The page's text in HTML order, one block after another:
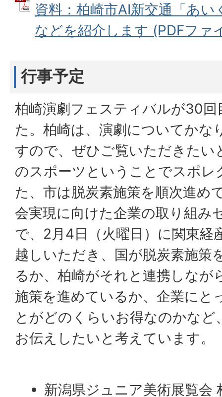
資料：柏崎市AI新交通「あ
などを紹介します (PDFファ
行事予定
柏崎演劇フェスティバルが30
た。柏崎は、演劇についてかな
すので、ぜひご覧いただきたい
のスポーツということでスポレ
た、市は脱炭素施策を順次進め
会実現に向けた企業の取り組み
で、2月4日（火曜日）に関東経
越しいただき、国が脱炭素施策
るか、柏崎がそれと連携しなが
施策を進めているか、企業にと
とがどのくらいお得なのかなど
お伝えしたいと考えています。
新潟県ジュニア美術展覧会